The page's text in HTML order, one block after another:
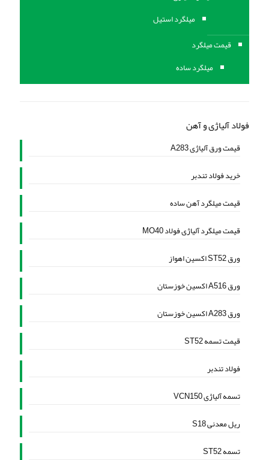
میلگرد استیل
قیمت میلگرد
میلگرد ساده
فولاد آلیاژی و آهن
قیمت ورق آلیاژی A283
خرید فولاد تندبر
قیمت میلگرد آهن ساده
قیمت میلگرد آلیاژی فولاد MO40
ورق ST52 اکسین اهواز
ورق A516 اکسین خوزستان
ورق A283 اکسین خوزستان
قیمت تسمه ST52
فولاد تندبر
تسمه آلیاژی VCN150
ریل معدنی S18
تسمه ST52